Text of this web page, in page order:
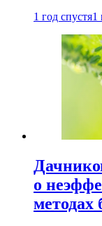
1 год спустя1
о
методах